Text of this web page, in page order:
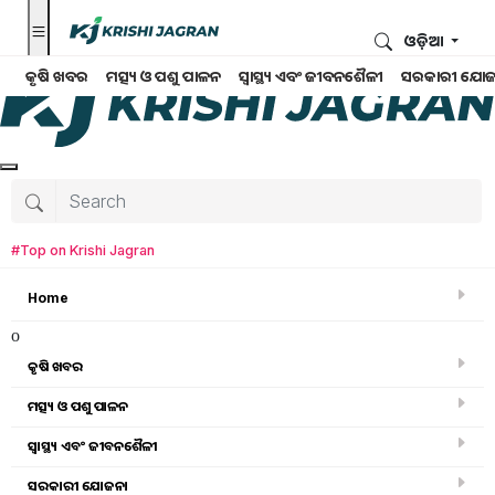
କୃଷି ଖବର ମତ୍ସ୍ୟ ଓ ପଶୁ ପାଳନ ସ୍ୱାସ୍ଥ୍ୟ ଏବଂ ଜୀବନଶୈଳୀ ସରକାରୀ
ଓଡ଼ିଆ
#Top on Krishi Jagran
Home
o
କୃଷି ଖବର
ମତ୍ସ୍ୟ ଓ ପଶୁ ପାଳନ
ସ୍ୱାସ୍ଥ୍ୟ ଏବଂ ଜୀବନଶୈଳୀ
ସରକାରୀ ଯୋଜନା
କୃଷି ବିଶ୍ବକୋଷ